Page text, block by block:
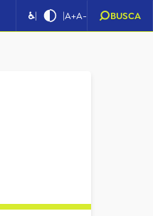
♿| |A+A- BUSCA